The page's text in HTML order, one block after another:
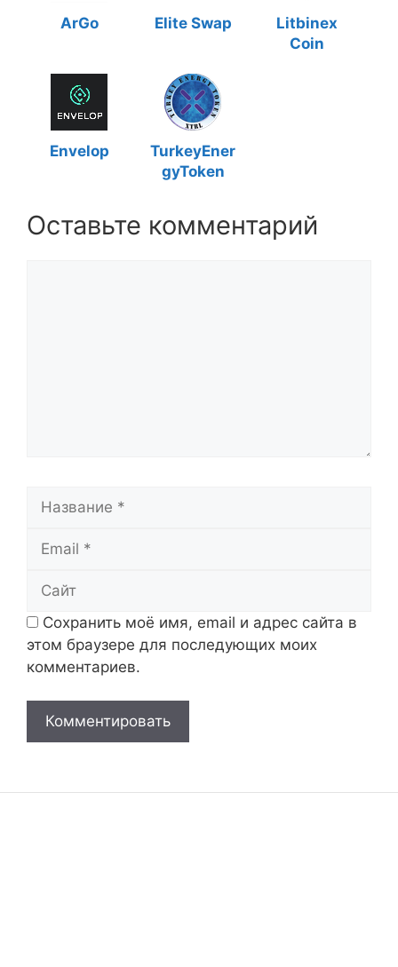
ArGo Elite Swap
Litbinex
Coin
Envelop
TurkeyEner
gyToken
Оставьте комментарий
Сохранить моё имя, email и адрес сайта в
этом браузере для последующих моих
комментариев.